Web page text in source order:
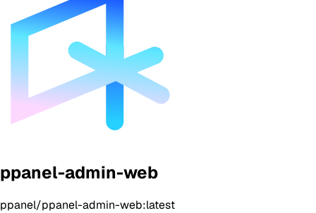
ppanel-admin-web
ppanel/ppanel-admin-web:latest